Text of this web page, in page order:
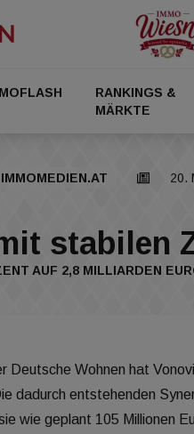
RANKINGS &
MÄRKTE
IMMOMEDIEN.AT 20.
stabilen
AUF 2,8 MILLIARDEN
Deutsche Wohnen hat
dadurch entstehenden
wie geplant 105 Millionen